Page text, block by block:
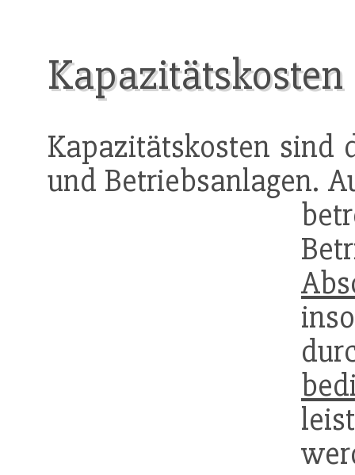
Kapazitätskosten
Kapazitätskosten sind
und Betriebsanlagen.